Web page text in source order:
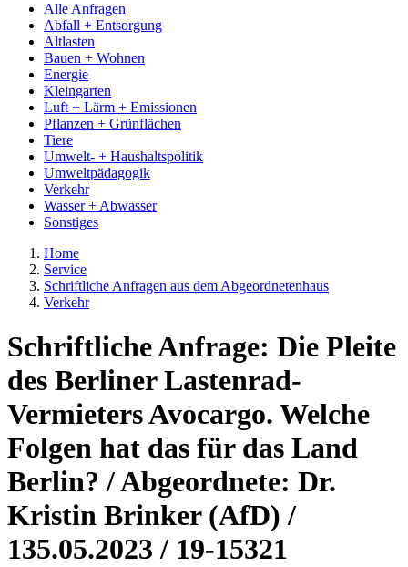
Alle Anfragen
Abfall + Entsorgung
Altlasten
Bauen + Wohnen
Energie
Kleingarten
Luft + Lärm + Emissionen
Pflanzen + Grünflächen
Tiere
Umwelt- + Haushaltspolitik
Umweltpädagogik
Verkehr
Wasser + Abwasser
Sonstiges
Home
Service
Schriftliche Anfragen aus dem Abgeordnetenhaus
Verkehr
Schriftliche Anfrage: Die Pleite
des Berliner Lastenrad-
Vermieters Avocargo. Welche
Folgen hat das für das Land
Berlin? / Abgeordnete: Dr.
Kristin Brinker (AfD) /
135.05.2023 / 19-15321